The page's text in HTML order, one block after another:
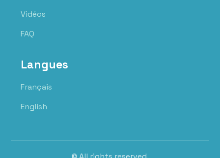
Vidéos
FAQ
Langues
Français
English